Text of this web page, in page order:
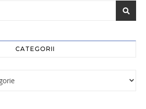
CATEGORII